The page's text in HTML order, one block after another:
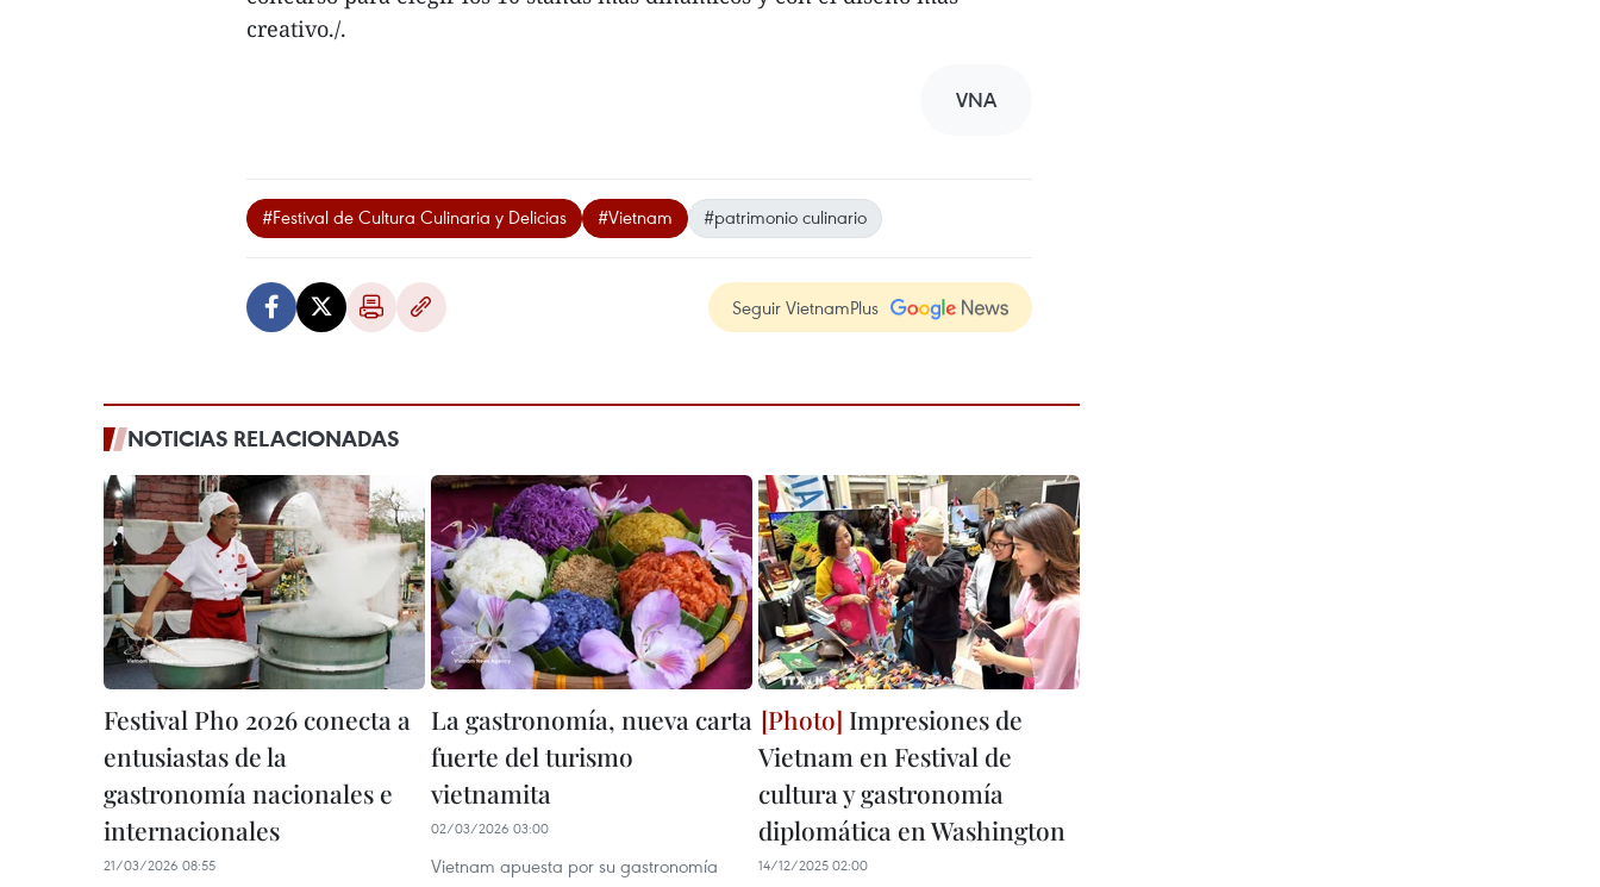
creativo./.
VNA
#Festival de Cultura Culinaria y Delicias #Vietnam #patrimonio culinario
Seguir VietnamPlus
NOTICIAS RELACIONADAS
Festival Pho 2026 conecta a
entusiastas de la
gastronomía nacionales e
internacionales
21/03/2026 08:55
La gastronomía, nueva carta
fuerte del turismo
vietnamita
02/03/2026 03:00
Vietnam apuesta por su gastronomía
Impresiones de
Vietnam en Festival de
cultura y gastronomía
diplomática en Washington
14/12/2025 02:00